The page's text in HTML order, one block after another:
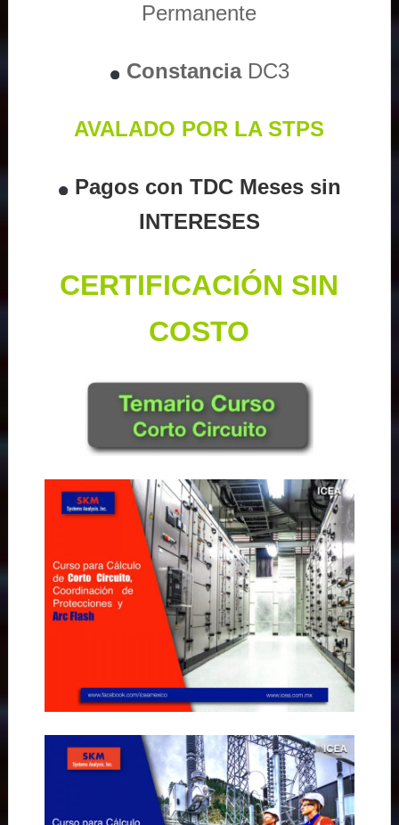
Permanente
ConstanciaDC3
AVALADO POR LA STPS
Pagos con TDC Meses sin
INTERESES
CERTIFICACIÓN SIN
COSTO